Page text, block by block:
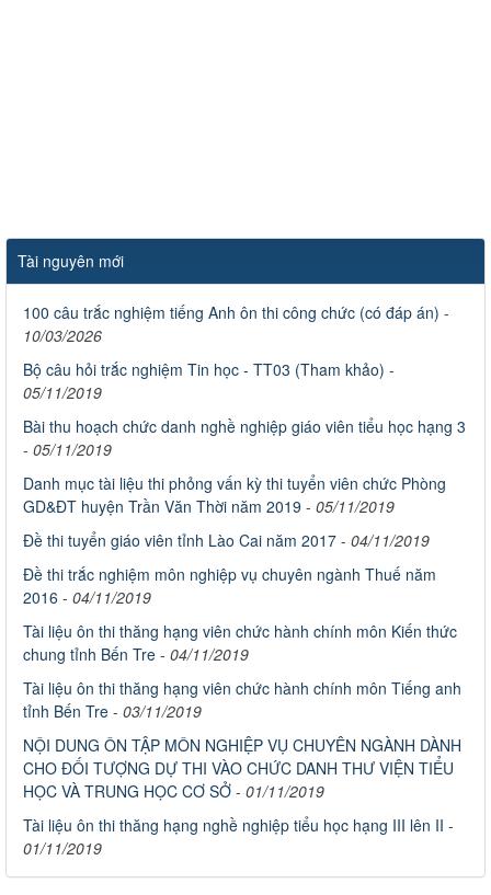
Tài nguyên mới
100 câu trắc nghiệm tiếng Anh ôn thi công chức (có đáp án) -
10/03/2026
Bộ câu hỏi trắc nghiệm Tin học - TT03 (Tham khảo) -
05/11/2019
Bài thu hoạch chức danh nghề nghiệp giáo viên tiểu học hạng 3
- 05/11/2019
Danh mục tài liệu thi phỏng vấn kỳ thi tuyển viên chức Phòng
GD&ĐT huyện Trần Văn Thời năm 2019 - 05/11/2019
Đề thi tuyển giáo viên tỉnh Lào Cai năm 2017 - 04/11/2019
Đề thi trắc nghiệm môn nghiệp vụ chuyên ngành Thuế năm
2016 - 04/11/2019
Tài liệu ôn thi thăng hạng viên chức hành chính môn Kiến thức
chung tỉnh Bến Tre - 04/11/2019
Tài liệu ôn thi thăng hạng viên chức hành chính môn Tiếng anh
tỉnh Bến Tre - 03/11/2019
NỘI DUNG ÔN TẬP MÔN NGHIỆP VỤ CHUYÊN NGÀNH DÀNH
CHO ĐỐI TƯỢNG DỰ THI VÀO CHỨC DANH THƯ VIỆN TIỂU
HỌC VÀ TRUNG HỌC CƠ SỞ - 01/11/2019
Tài liệu ôn thi thăng hạng nghề nghiệp tiểu học hạng III lên II -
01/11/2019